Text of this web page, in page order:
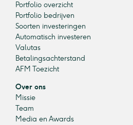
Portfolio overzicht
Portfolio bedrijven
Soorten investeringen
Automatisch investeren
Valutas
Betalingsachterstand
AFM Toezicht
Over ons
Missie
Team
Media en Awards